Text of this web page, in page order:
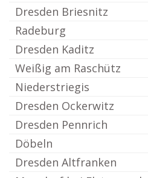
Dresden Briesnitz
Radeburg
Dresden Kaditz
Weißig am Raschütz
Niederstriegis
Dresden Ockerwitz
Dresden Pennrich
Döbeln
Dresden Altfranken